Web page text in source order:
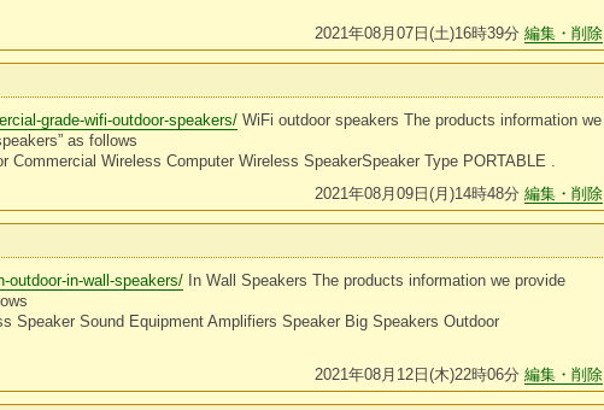
2021年08月07日(土)16時39分 編集・削除
grade-wifi-outdoor-speakers/ WiFi outdoor speakers The products information we
as follows
Commercial Wireless Computer Wireless SpeakerSpeaker Type PORTABLE .
2021年08月09日(月)14時48分 編集・削除
outdoor-in-wall-speakers/ In Wall Speakers The products information we provide
Speaker Sound Equipment Amplifiers Speaker Big Speakers Outdoor
2021年08月12日(木)22時06分 編集・削除